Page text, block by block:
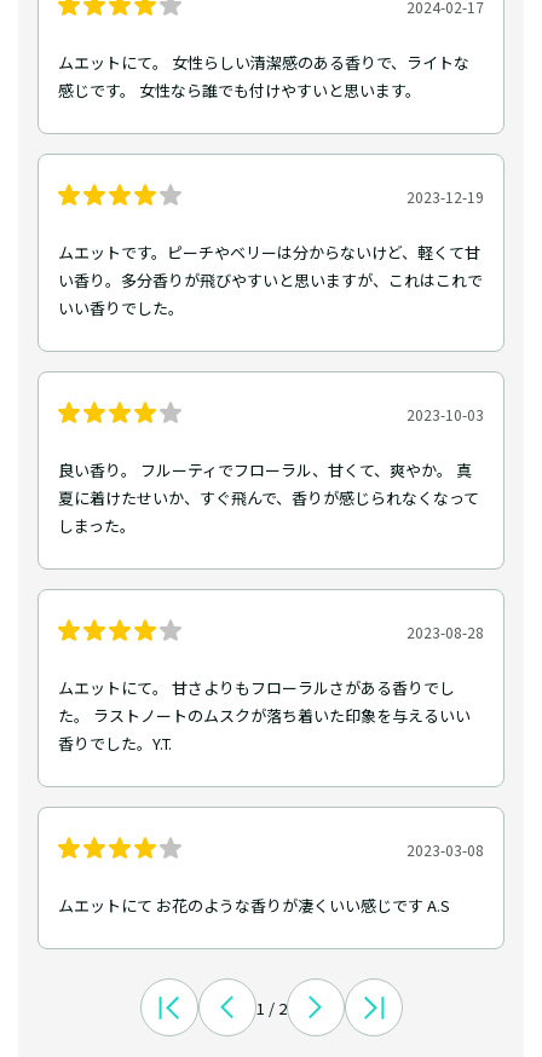
2024-02-17
ムエットにて。 女性らしい清潔感のある香りで、ライトな
感じです。 女性なら誰でも付けやすいと思います。
2023-12-19
ムエットです。ピーチやベリーは分からないけど、軽くて甘
い香り。多分香りが飛びやすいと思いますが、これはこれで
いい香りでした。
2023-10-03
良い香り。 フルーティでフローラル、甘くて、爽やか。 真
夏に着けたせいか、すぐ飛んで、香りが感じられなくなって
しまった。
2023-08-28
ムエットにて。 甘さよりもフローラルさがある香りでし
た。 ラストノートのムスクが落ち着いた印象を与えるいい
香りでした。Y.T.
2023-03-08
ムエットにて お花のような香りが凄くいい感じです A.S
1 / 2